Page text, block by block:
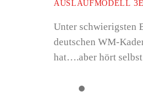
AUSLAUFMODELL
Unter schwierigsten
deutschen WM-
hat….aber hört